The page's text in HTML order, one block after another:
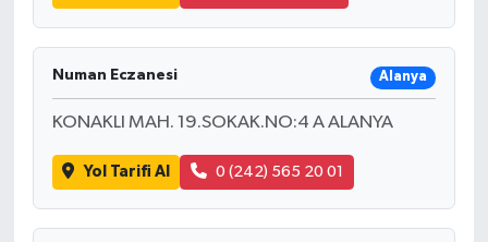
Numan Eczanesi Alanya
KONAKLI MAH. 19.SOKAK.NO:4 A ALANYA
Yol Tarifi Al 0 (242) 565 20 01